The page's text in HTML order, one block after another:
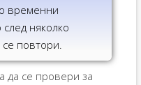
временни
няколко
повтори.
да се провери за